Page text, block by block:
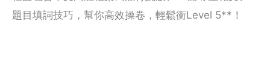
題目填詞技巧，幫你高效操卷，輕鬆衝Level 5**！